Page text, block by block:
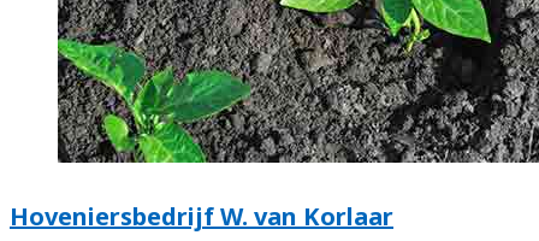
Hoveniersbedrijf W. van Korlaar